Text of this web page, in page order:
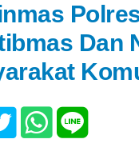
Dan